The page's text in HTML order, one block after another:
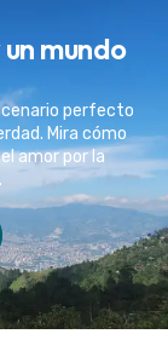
mundo
perfecto
Mira cómo
amor por la